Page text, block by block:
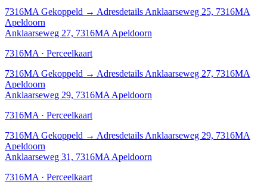
7316MA Gekoppeld → Adresdetails Anklaarseweg 25, 7316MA
Apeldoorn
Anklaarseweg 27, 7316MA Apeldoorn
7316MA · Perceelkaart
7316MA Gekoppeld → Adresdetails Anklaarseweg 27, 7316MA
Apeldoorn
Anklaarseweg 29, 7316MA Apeldoorn
7316MA · Perceelkaart
7316MA Gekoppeld → Adresdetails Anklaarseweg 29, 7316MA
Apeldoorn
Anklaarseweg 31, 7316MA Apeldoorn
7316MA · Perceelkaart